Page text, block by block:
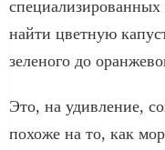
найти цветную
зеленого до
Это, на удивление,
похоже на то, как